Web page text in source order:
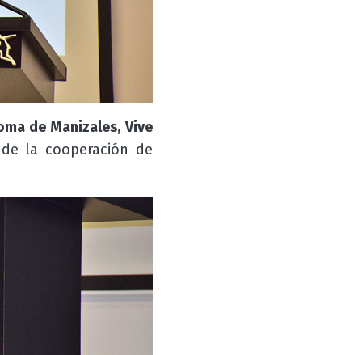
de Manizales, Vive
la cooperación de